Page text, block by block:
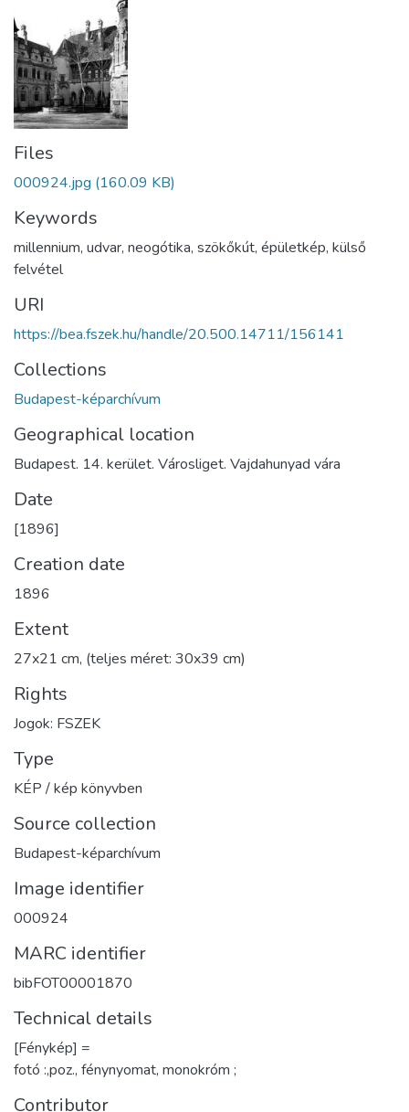
Files
000924.jpg (160.09 KB)
Keywords
millennium, udvar, neogótika, szökőkút, épületkép, külső
felvétel
URI
https://bea.fszek.hu/handle/20.500.14711/156141
Collections
Budapest-képarchívum
Geographical location
Budapest. 14. kerület. Városliget. Vajdahunyad vára
Date
[1896]
Creation date
1896
Extent
27x21 cm, (teljes méret: 30x39 cm)
Rights
Jogok: FSZEK
Type
KÉP / kép könyvben
Source collection
Budapest-képarchívum
Image identifier
000924
MARC identifier
bibFOT00001870
Technical details
[Fénykép] =
fotó :,poz., fénynyomat, monokróm ;
Contributor